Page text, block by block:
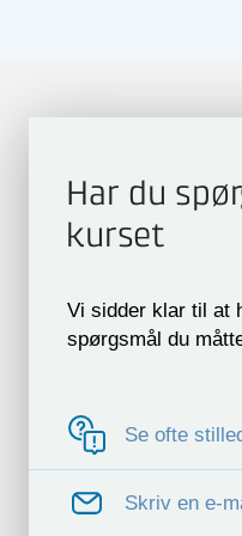
Har du
kurset
Vi sidder klar til at
spørgsmål du
Se ofte
Skriv en e-